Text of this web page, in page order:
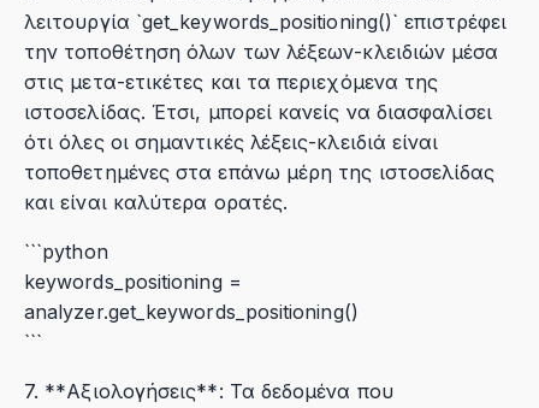
λειτουργία `get_keywords_positioning()` επιστρέφει
την τοποθέτηση όλων των λέξεων-κλειδιών μέσα
στις μετα-ετικέτες και τα περιεχόμενα της
ιστοσελίδας. Έτσι, μπορεί κανείς να διασφαλίσει
ότι όλες οι σημαντικές λέξεις-κλειδιά είναι
τοποθετημένες στα επάνω μέρη της ιστοσελίδας
και είναι καλύτερα ορατές.
```python
keywords_positioning =
analyzer.get_keywords_positioning()
```
7. **Αξιολογήσεις**: Τα δεδομένα που